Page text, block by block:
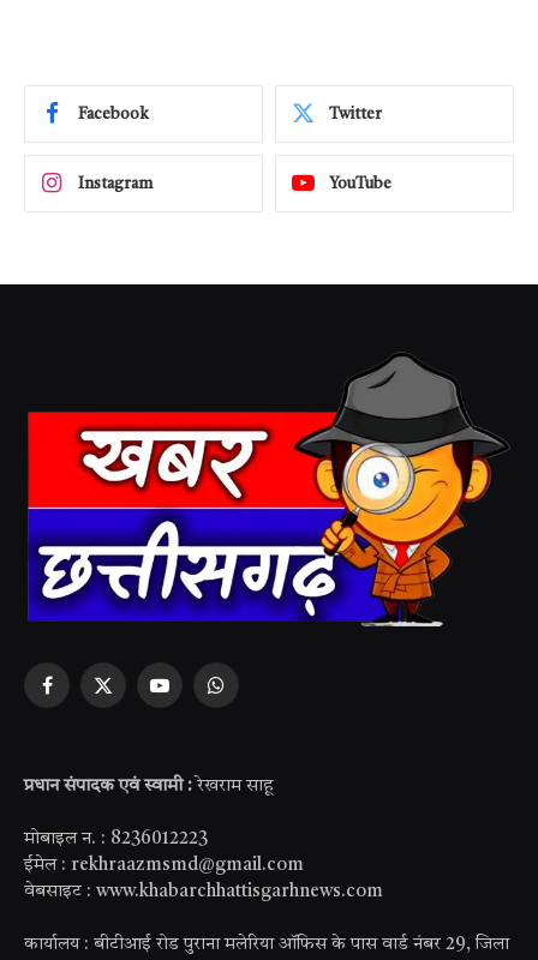
Facebook Twitter
Instagram YouTube
Facebook
X
YouTubeWhatsApp
प्रधान संपादक एवं स्वामी : रेखराम साहू
मोबाइल न. : 8236012223
ईमेल : rekhraazmsmd@gmail.com
वेबसाइट : www.khabarchhattisgarhnews.com
कार्यालय : बीटीआई रोड पुराना मलेरिया ऑफिस के पास वार्ड नंबर 29, जिला